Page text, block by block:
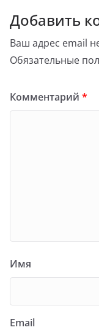
Добавить
Ваш адрес email
Обязательные
Комментарий *
Имя
Email